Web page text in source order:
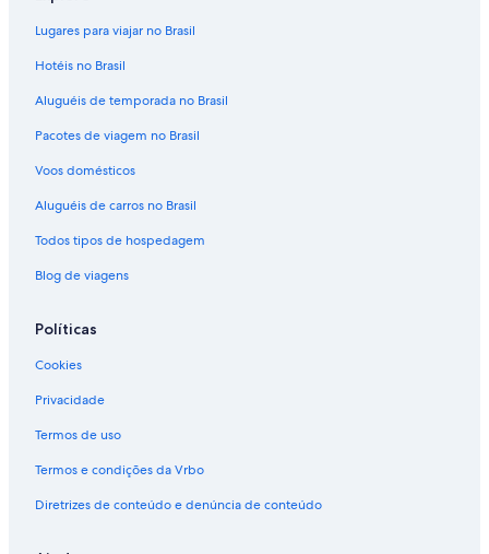
Lugares para viajar no Brasil
Hotéis no Brasil
Aluguéis de temporada no Brasil
Pacotes de viagem no Brasil
Voos domésticos
Aluguéis de carros no Brasil
Todos tipos de hospedagem
Blog de viagens
Políticas
Cookies
Privacidade
Termos de uso
Termos e condições da Vrbo
Diretrizes de conteúdo e denúncia de conteúdo